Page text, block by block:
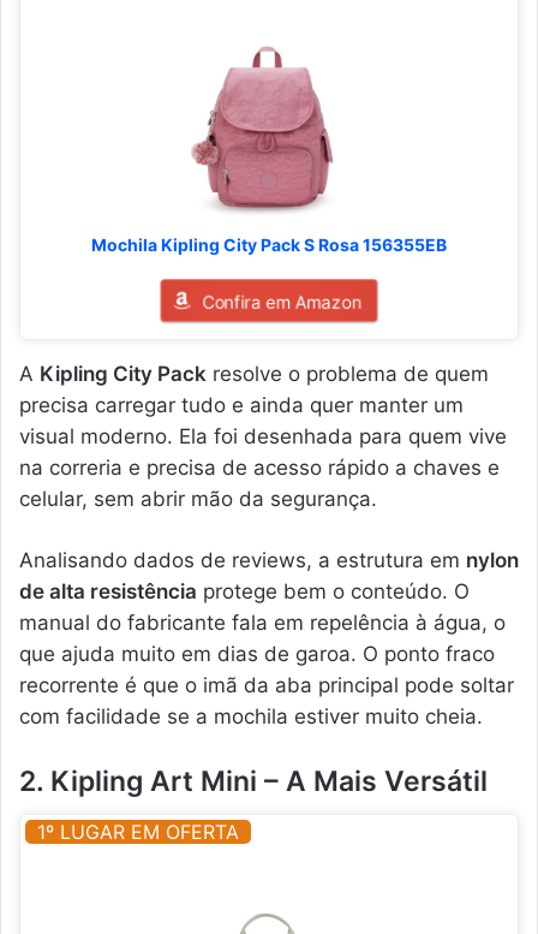
Mochila Kipling City Pack S Rosa 156355EB
Confira em Amazon
A Kipling City Pack resolve o problema de quem
precisa carregar tudo e ainda quer manter um
visual moderno. Ela foi desenhada para quem vive
na correria e precisa de acesso rápido a chaves e
celular, sem abrir mão da segurança.
Analisando dados de reviews, a estrutura em nylon
de alta resistência protege bem o conteúdo. O
manual do fabricante fala em repelência à água, o
que ajuda muito em dias de garoa. O ponto fraco
recorrente é que o imã da aba principal pode soltar
com facilidade se a mochila estiver muito cheia.
2. Kipling Art Mini – A Mais Versátil
1º LUGAR EM OFERTA